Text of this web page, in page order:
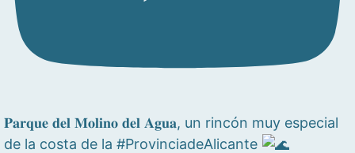
𝐏𝐚𝐫𝐪𝐮𝐞 𝐝𝐞𝐥 𝐌𝐨𝐥𝐢𝐧𝐨 𝐝𝐞𝐥 𝐀𝐠𝐮𝐚, un rincón muy especial
de la costa de la #ProvinciadeAlicante